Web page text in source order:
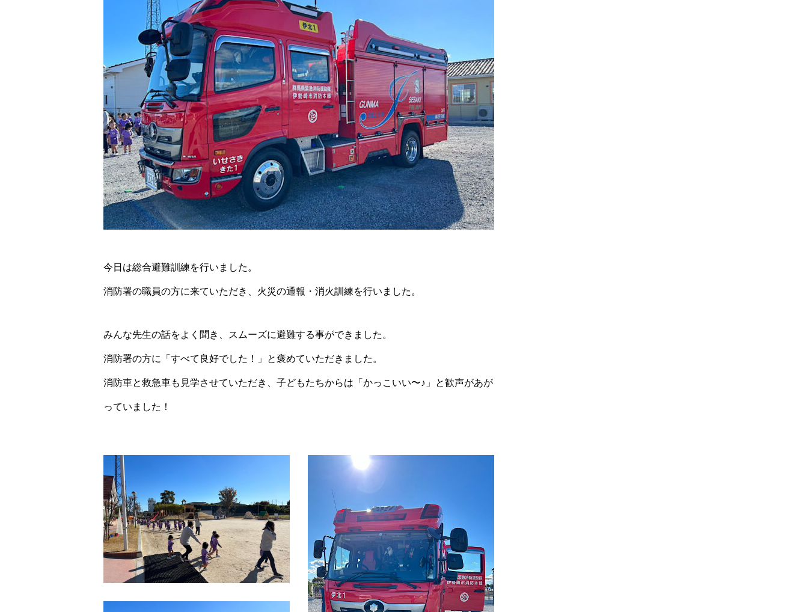
今日は総合避難訓練を行いました。
消防署の職員の方に来ていただき、火災の通報・消火訓練を行いました。
みんな先生の話をよく聞き、 スムーズに避難する事ができました。
消防署の方に「 すべて良好でした！」と褒めていただきました。
消防車と救急車も見学させていただき、子どもたちからは「 かっこいい〜♪」と歓声があが
っていました！